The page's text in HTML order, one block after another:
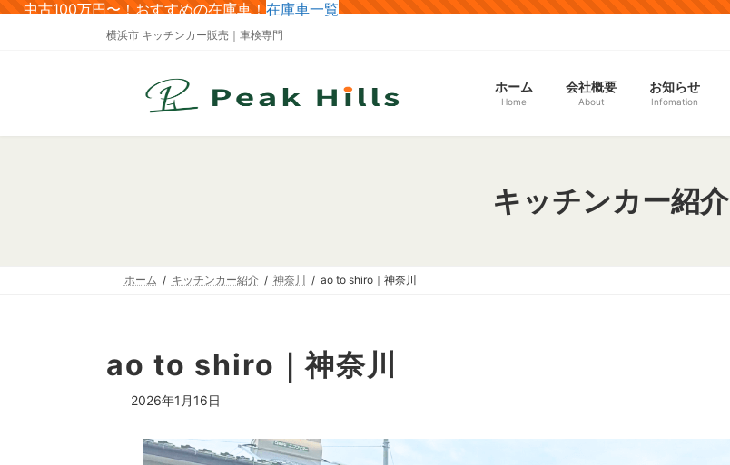
中古100万円〜！おすすめの在庫車！在庫車一覧
横浜市 キッチンカー販売｜車検専門
ホーム
Home
会社概要
About
お知らせ
Infomation
キッチンカー紹介
ホーム キッチンカー紹介 神奈川 ao to shiro｜神奈川
ao to shiro｜神奈川
2026年1月16日